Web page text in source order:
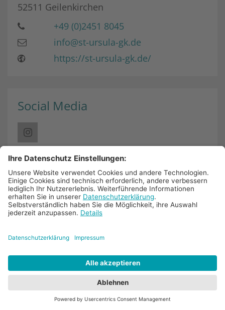
52511 Geilenkirchen
+49 (0)2451 8045
info@st-ursula-gk.de
https://st-ursula-gk.de/
Social Media
Links
Nachrichtenblog
Pressestimmen